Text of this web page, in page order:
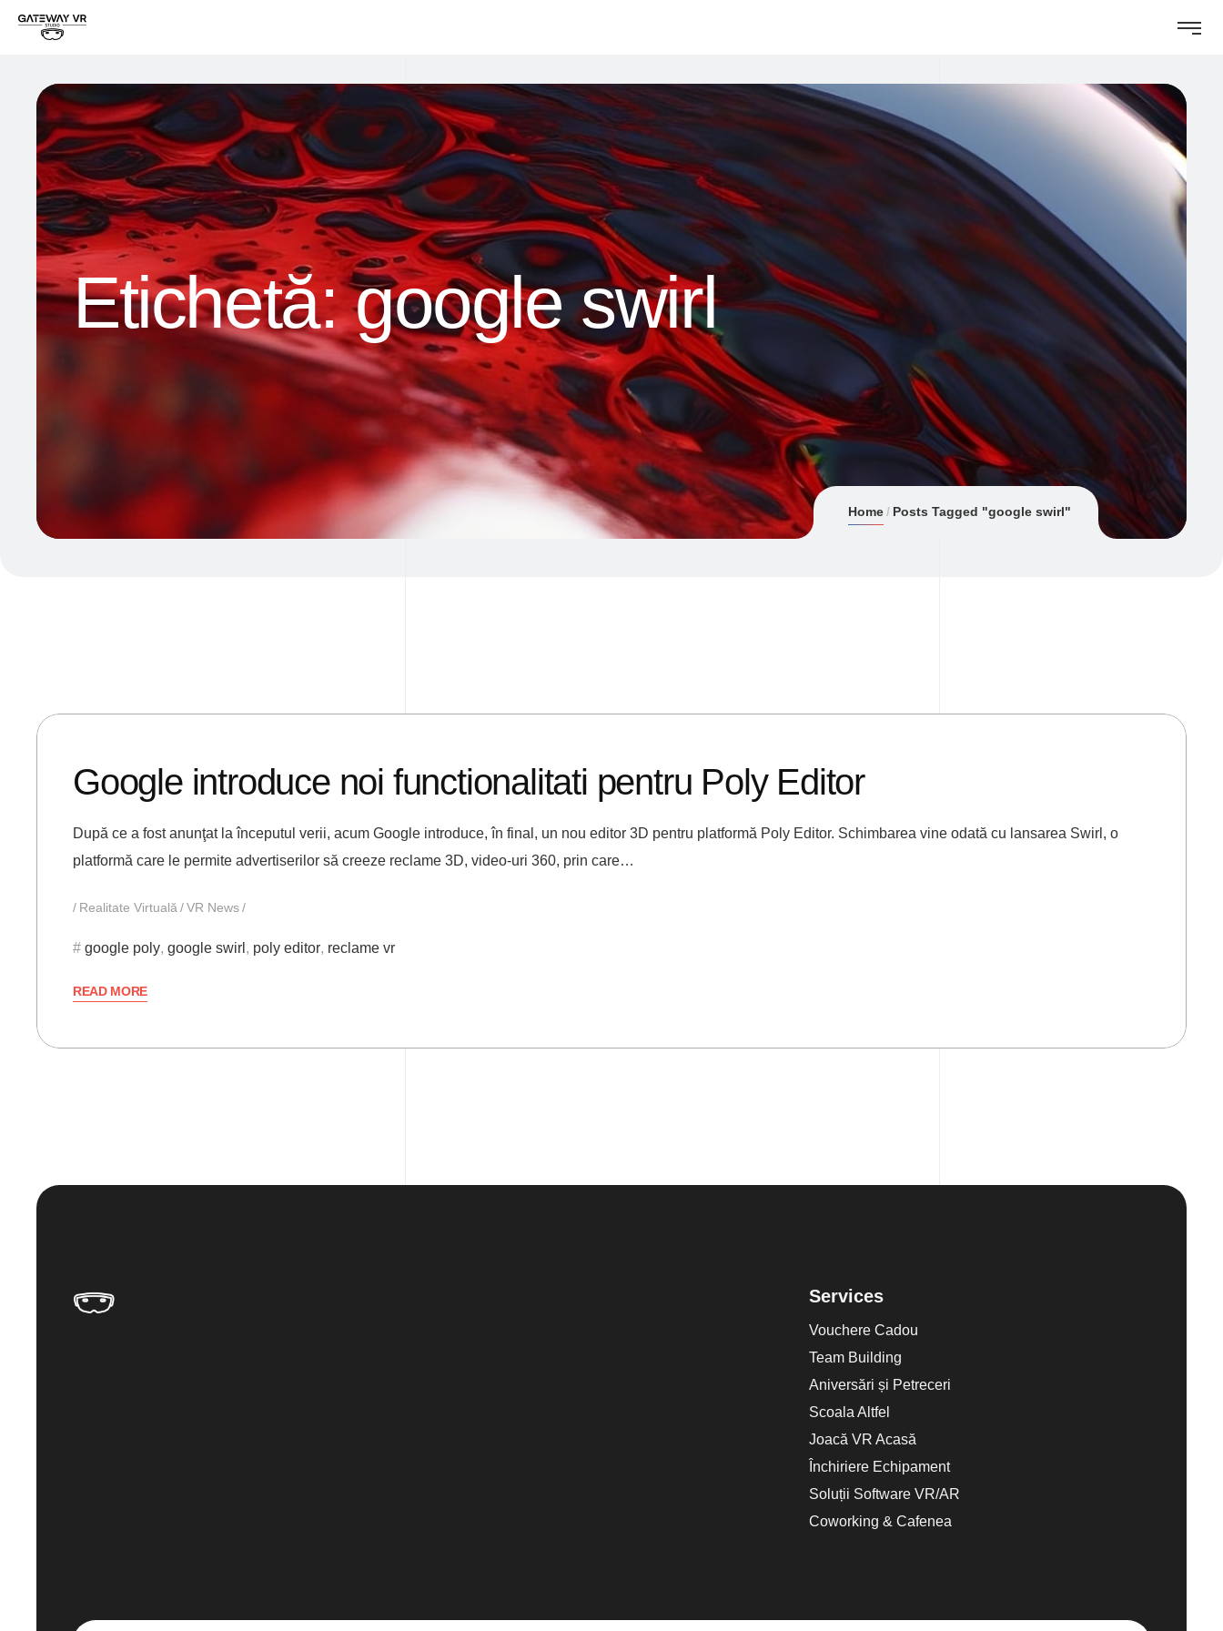
Etichetă:google swirl
Home Posts Tagged "google swirl"
Google introduce noi functionalitati pentru Poly Editor
După ce a fost anunţat la începutul verii, acum Google introduce, în final, un nou editor 3D pentru platformă Poly Editor. Schimbarea vine odată cu lansarea Swirl, o
platformă care le permite advertiserilor să creeze reclame 3D, video-uri 360, prin care…
Realitate Virtuală VR News
google poly, google swirl , poly editor, reclame vr
READ MORE
Services
Vouchere Cadou
Team Building
Aniversări și Petreceri
Scoala Altfel
Joacă VR Acasă
Închiriere Echipament
Soluții Software VR/AR
Coworking & Cafenea